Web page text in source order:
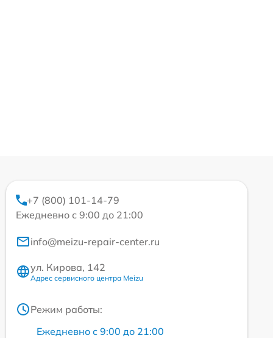
+7 (800) 101-14-79
Ежедневно с 9:00 до 21:00
info@meizu-repair-center.ru
ул. Кирова, 142
Адрес сервисного центра Meizu
Режим работы:
Ежедневно с 9:00 до 21:00